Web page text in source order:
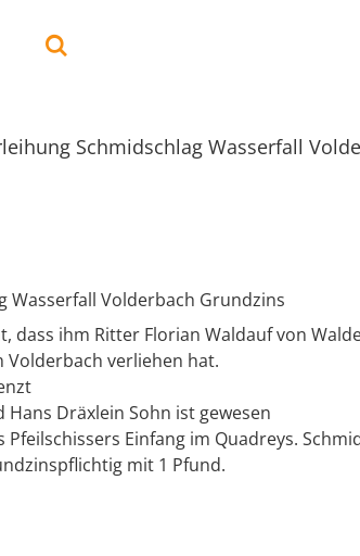
Schmidschlag Wasserfall
Wasserfall Volderbach Grundzins
dass ihm Ritter Florian Waldauf von
Volderbach verliehen hat.
Hans Dräxlein Sohn ist gewesen
Einfang im Quadreys.
mit 1 Pfund.